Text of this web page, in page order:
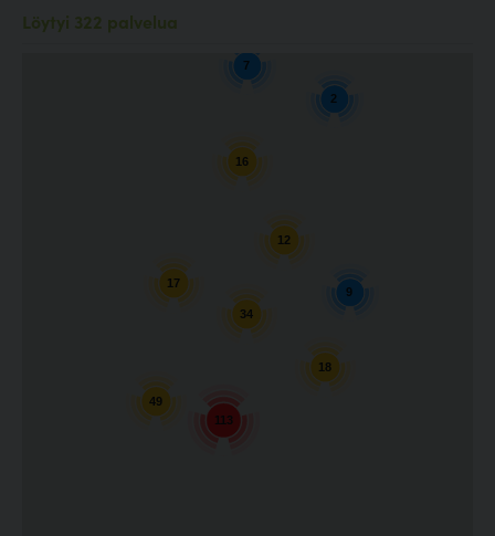
Löytyi 322 palvelua
113
34
17
16
12
18
9
2
49
7